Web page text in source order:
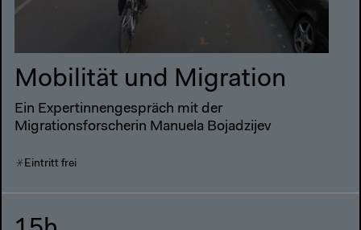
Mobilität und Migration
Ein Expertinnengespräch mit der
Migrationsforscherin Manuela Bojadzijev
Eintritt frei